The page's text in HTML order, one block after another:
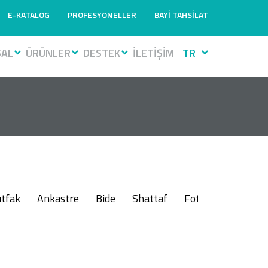
E-KATALOG PROFESYONELLER BAYİ TAHSİLAT
ÜRÜNLER DESTEK İLETİŞİM TR
Ankastre Bide Shattaf Fotoselli